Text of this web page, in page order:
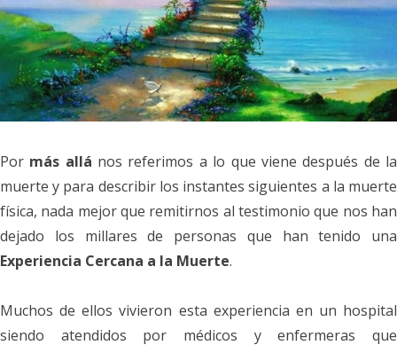
Por más allá nos referimos a lo que viene después de la
muerte y para describir los instantes siguientes a la muerte
física, nada mejor que remitirnos al testimonio que nos han
dejado los millares de personas que han tenido una
Experiencia Cercana a la Muerte.
Muchos de ellos vivieron esta experiencia en un hospital
siendo atendidos por médicos y enfermeras que